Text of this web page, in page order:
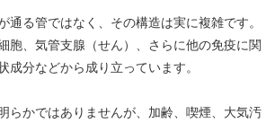
る管ではなく、その構造は実に複雑です。
胞、気管支腺（せん）、さらに他の免疫に関
成分などから成り立っています。
らかではありませんが、加齢、喫煙、大気汚